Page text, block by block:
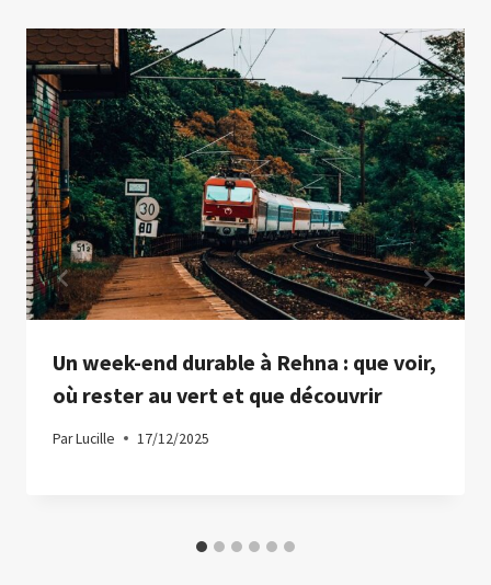
Un week-end durable à Rehna : que voir,
où rester au vert et que découvrir
ParLucille 17/12/2025